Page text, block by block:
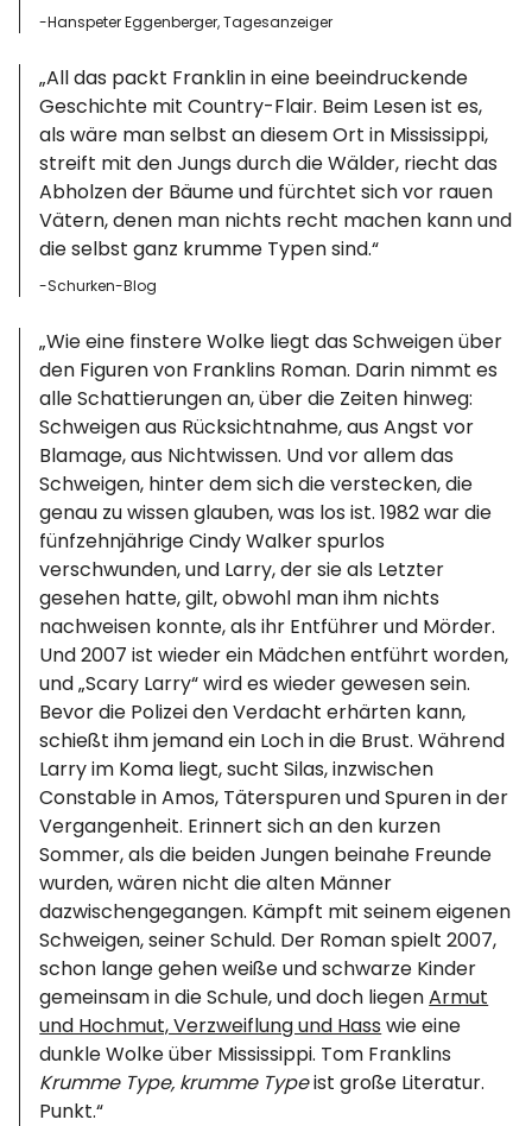
-Hanspeter Eggenberger, Tagesanzeiger
„All das packt Franklin in eine beeindruckende
Geschichte mit Country-Flair. Beim Lesen ist es,
als wäre man selbst an diesem Ort in Mississippi,
streift mit den Jungs durch die Wälder, riecht das
Abholzen der Bäume und fürchtet sich vor rauen
Vätern, denen man nichts recht machen kann und
die selbst ganz krumme Typen sind.“
-Schurken-Blog
„Wie eine finstere Wolke liegt das Schweigen über
den Figuren von Franklins Roman. Darin nimmt es
alle Schattierungen an, über die Zeiten hinweg:
Schweigen aus Rücksichtnahme, aus Angst vor
Blamage, aus Nichtwissen. Und vor allem das
Schweigen, hinter dem sich die verstecken, die
genau zu wissen glauben, was los ist. 1982 war die
fünfzehnjährige Cindy Walker spurlos
verschwunden, und Larry, der sie als Letzter
gesehen hatte, gilt, obwohl man ihm nichts
nachweisen konnte, als ihr Entführer und Mörder.
Und 2007 ist wieder ein Mädchen entführt worden,
und „Scary Larry“ wird es wieder gewesen sein.
Bevor die Polizei den Verdacht erhärten kann,
schießt ihm jemand ein Loch in die Brust. Während
Larry im Koma liegt, sucht Silas, inzwischen
Constable in Amos, Täterspuren und Spuren in der
Vergangenheit. Erinnert sich an den kurzen
Sommer, als die beiden Jungen beinahe Freunde
wurden, wären nicht die alten Männer
dazwischengegangen. Kämpft mit seinem eigenen
Schweigen, seiner Schuld. Der Roman spielt 2007,
schon lange gehen weiße und schwarze Kinder
gemeinsam in die Schule, und doch liegenArmut
und Hochmut, Verzweiflung und Hass wie eine
dunkle Wolke über Mississippi. Tom Franklins
Krumme Type, krumme Typeist große Literatur.
Punkt.“